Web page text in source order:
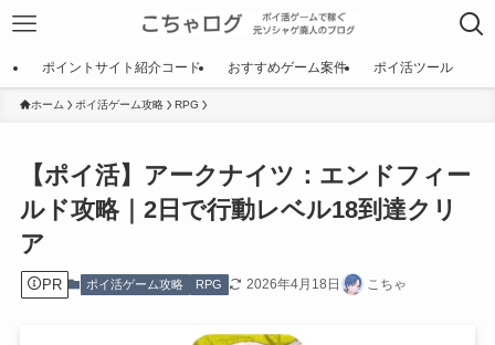
ポイントサイト紹介コード おすすめゲーム案件 ポイ活ツール
ホーム ポイ活ゲーム攻略 RPG
【ポイ活】アークナイツ：エンドフィー
ルド攻略｜2日で行動レベル18到達クリ
ア
PR ポイ活ゲーム攻略 RPG 2026年4月18日 こちゃ